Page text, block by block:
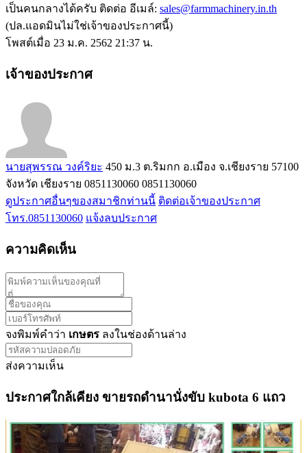
เป็นคนกลางได้ครับ ติดต่อ อีเมล์: sales@farmmachinery.in.th
(ปล.แอดมินไม่ใช่เจ้าของประกาศนี้)
โพสต์เมื่อ 23 ม.ค. 2562 21:37 น.
เจ้าของประกาศ
นายสุพรรณ วงค์ริยะ 450 ม.3 ต.ริมกก อ.เมือง จ.เชียงราย 57100
จังหวัด เชียงราย 0851130060 0851130060
ดูประกาศอื่นๆของสมาชิกท่านนี้ ติดต่อเจ้าของประกาศ
โทร.0851130060 แจ้งลบประกาศ
ความคิดเห็น
จงพิมพ์คำว่า เกษตร ลงในช่องด้านล่าง
ส่งความเห็น
ประกาศใกล้เคียง ขายรถดำนานั่งขับ kubota 6 แถว